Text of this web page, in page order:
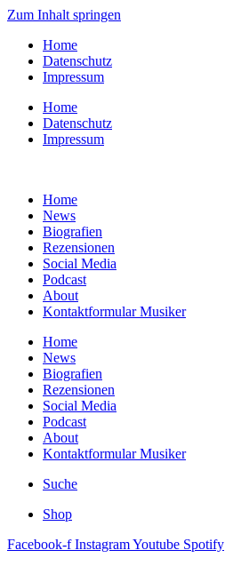
Zum Inhalt springen
Home
Datenschutz
Impressum
Home
Datenschutz
Impressum
Home
News
Biografien
Rezensionen
Social Media
Podcast
About
Kontaktformular Musiker
Home
News
Biografien
Rezensionen
Social Media
Podcast
About
Kontaktformular Musiker
Suche
Shop
Facebook-f InstagramYoutube Spotify